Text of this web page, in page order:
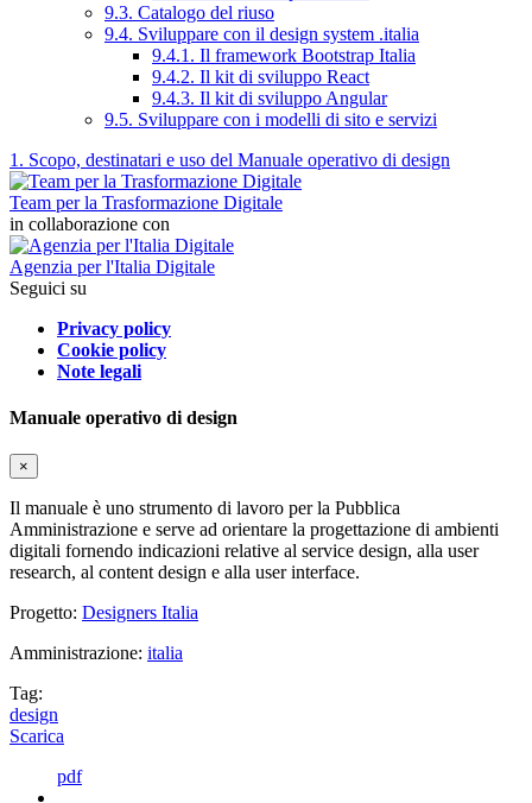
9.3. Catalogo del riuso
9.4. Sviluppare con il design system .italia
9.4.1. Il framework Bootstrap Italia
9.4.2. Il kit di sviluppo React
9.4.3. Il kit di sviluppo Angular
9.5. Sviluppare con i modelli di sito e servizi
1. Scopo, destinatari e uso del Manuale operativo di design
Team per la Trasformazione Digitale
in collaborazione con
Agenzia per l'Italia Digitale
Seguici su
Privacy policy
Cookie policy
Note legali
Manuale operativo di design
×
Il manuale è uno strumento di lavoro per la Pubblica
Amministrazione e serve ad orientare la progettazione di ambienti
digitali fornendo indicazioni relative al service design, alla user
research, al content design e alla user interface.
Progetto: Designers Italia
Amministrazione: italia
Tag:
design
Scarica
pdf